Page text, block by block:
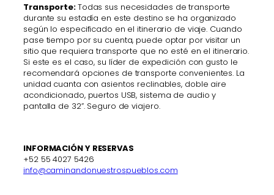
Transporte:Todas sus necesidades de transporte
durante su estadía en este destino se ha organizado
según lo especificado en el itinerario de viaje. Cuando
pase tiempo por su cuenta, puede optar por visitar un
sitio que requiera transporte que no esté en el itinerario.
Si este es el caso, su líder de expedición con gusto le
recomendará opciones de transporte convenientes. La
unidad cuanta con asientos reclinables, doble aire
acondicionado, puertos USB, sistema de audio y
pantalla de 32”. Seguro de viajero.
INFORMACIÓN Y RESERVAS
+52 55 4027 5426
info@caminandonuestrospueblos.com